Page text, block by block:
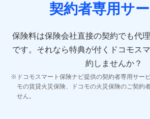
10.受託業務の 個人情報
11.マイカー通勤管理クラウド並びに
ビスに関してのお問い合わせ情報
各種お問い合わせに対応するため
当社のサービスに関する情報提供や、皆
をお送りするため
契約者専用サ
保険料は保険会社直接の契約でも代
です。 それなら特典が付くドコモス
約しませんか？
ドコモスマート保険ナビ提供の契約者専用サー
モの賃貸火災保険、ドコモの火災保険のご契約
せん。